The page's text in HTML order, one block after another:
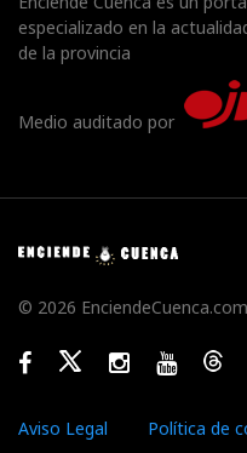
especializado en la
de la provincia
Medio auditado por
© 2026 EnciendeCuenca.com
FacebookTwitterInstagramYoutube
Aviso Legal Política de